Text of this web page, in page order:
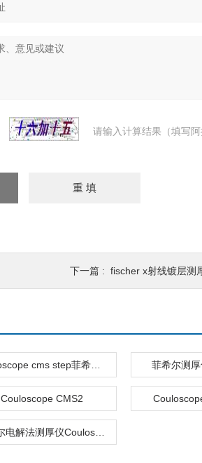
请输入计算结果（填写
下一篇 : fischer x射线镀层测
菲希尔测
Couloscope CMS2